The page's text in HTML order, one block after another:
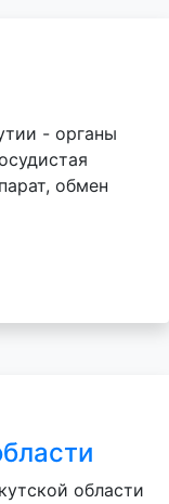
- органы
обмен
области